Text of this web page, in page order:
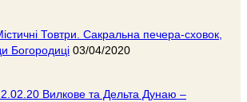
Товтри. Сакральна печера-сховок,
Богородиці 03/04/2020
Вилкове та Дельта Дунаю –